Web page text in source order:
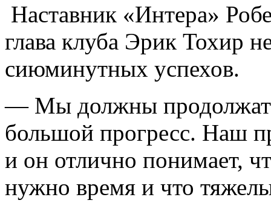
Наставник «Интера»
глава клуба Эрик Тохир
сиюминутных успехов.
— Мы должны
большой прогресс. Наш
и он отлично понимает,
нужно время и что